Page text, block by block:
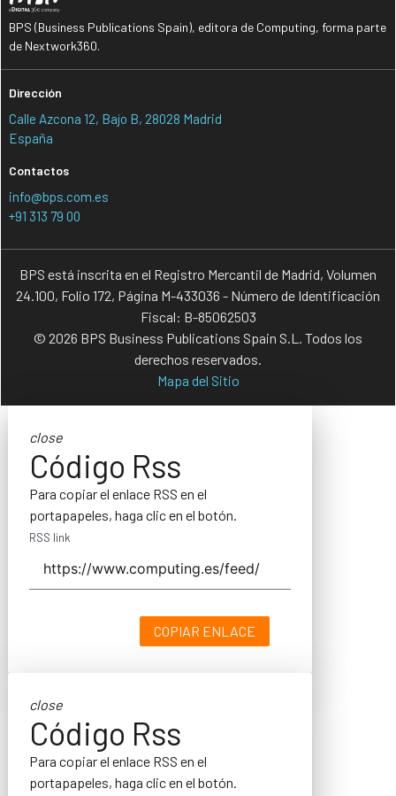
BPS (Business Publications Spain), editora de Computing, forma parte
de Nextwork360.
Dirección
Calle Azcona 12, Bajo B, 28028 Madrid
España
Contactos
info@bps.com.es
+91 313 79 00
BPS está inscrita en el Registro Mercantil de Madrid, Volumen
24.100, Folio 172, Página M-433036 - Número de Identificación
Fiscal: B-85062503
© 2026 BPS Business Publications Spain S.L. Todos los
derechos reservados.
Mapa del Sitio
close
Código Rss
Para copiar el enlace RSS en el
portapapeles, haga clic en el botón.
RSS link
COPIAR ENLACE
close
Código Rss
Para copiar el enlace RSS en el
portapapeles, haga clic en el botón.